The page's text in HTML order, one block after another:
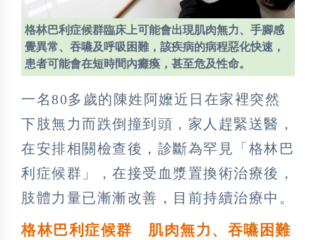
格林巴利症候群臨床上可能會出現肌肉無力、手腳感
覺異常、吞嚥及呼吸困難，該疾病的病程惡化快速，
患者可能會在短時間內癱瘓，甚至危及性命。
一名80多歲的陳姓阿嬤近日在家裡突然
下肢無力而跌倒撞到頭，家人趕緊送醫，
在安排相關檢查後，診斷為罕見「格林巴
利症候群」，在接受血漿置換術治療後，
肢體力量已漸漸改善，目前持續治療中。
格林巴利症候群 肌肉無力、吞嚥困難